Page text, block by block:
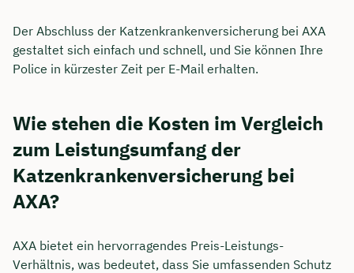
Der Abschluss der Katzenkrankenversicherung bei AXA
gestaltet sich einfach und schnell, und Sie können Ihre
Police in kürzester Zeit per E-Mail erhalten.
Wie stehen die Kosten im Vergleich
zum Leistungsumfang der
Katzenkrankenversicherung bei
AXA?
AXA bietet ein hervorragendes Preis-Leistungs-
Verhältnis, was bedeutet, dass Sie umfassenden Schutz